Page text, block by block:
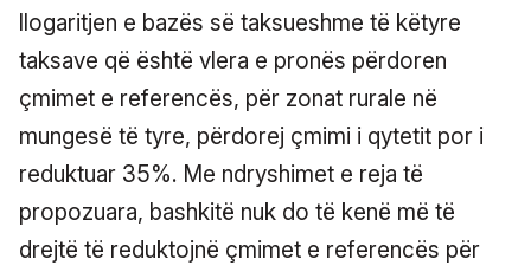
llogaritjen e bazës së taksueshme të këtyre
taksave që është vlera e pronës përdoren
çmimet e referencës, për zonat rurale në
mungesë të tyre, përdorej çmimi i qytetit por i
reduktuar 35%. Me ndryshimet e reja të
propozuara, bashkitë nuk do të kenë më të
drejtë të reduktojnë çmimet e referencës për